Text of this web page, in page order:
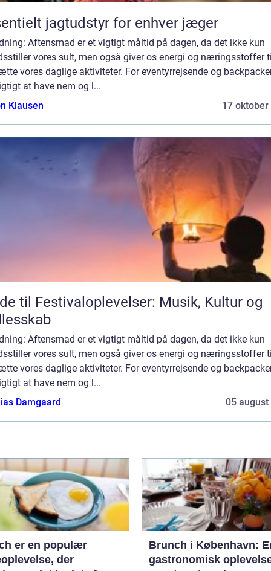
jagtudstyr for enhver jæger
Aftensmad er et vigtigt måltid på dagen, da det ikke kun
vores sult, men også giver os energi og næringsstoffer
vores daglige aktiviteter. For eventyrrejsende og
at have nem og l...
Klausen
17 oktober
til Festivaloplevelser: Musik, Kultur og
Aftensmad er et vigtigt måltid på dagen, da det ikke kun
vores sult, men også giver os energi og næringsstoffer
vores daglige aktiviteter. For eventyrrejsende og
at have nem og l...
Damgaard
05 august
er en populær
der
Brunch i København:
gastronomisk